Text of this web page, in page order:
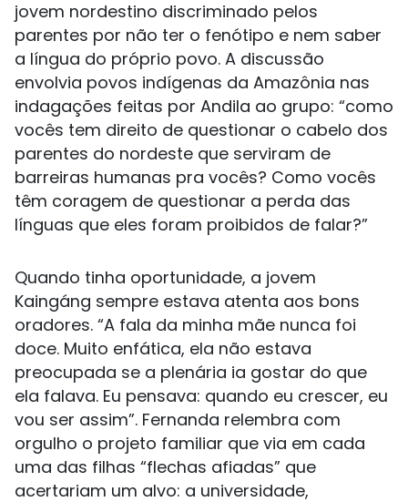
jovem nordestino discriminado pelos
parentes por não ter o fenótipo e nem saber
a língua do próprio povo. A discussão
envolvia povos indígenas da Amazônia nas
indagações feitas por Andila ao grupo: “como
vocês tem direito de questionar o cabelo dos
parentes do nordeste que serviram de
barreiras humanas pra vocês? Como vocês
têm coragem de questionar a perda das
línguas que eles foram proibidos de falar?”
Quando tinha oportunidade, a jovem
Kaingáng sempre estava atenta aos bons
oradores. “A fala da minha mãe nunca foi
doce. Muito enfática, ela não estava
preocupada se a plenária ia gostar do que
ela falava. Eu pensava: quando eu crescer, eu
vou ser assim”. Fernanda relembra com
orgulho o projeto familiar que via em cada
uma das filhas “flechas afiadas” que
acertariam um alvo: a universidade,